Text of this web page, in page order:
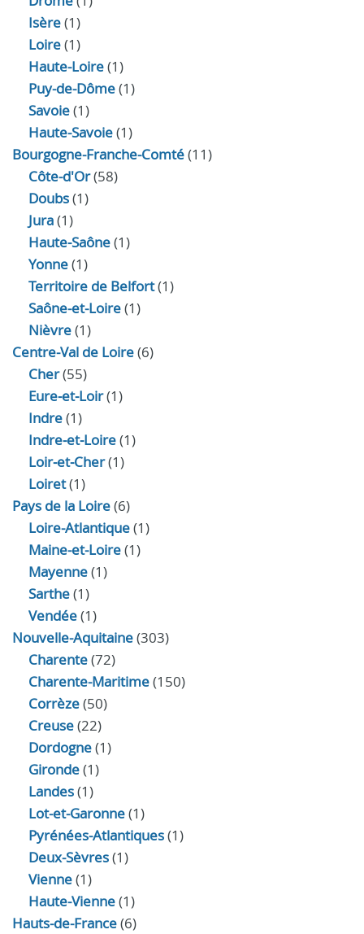
Isère(1)
Loire(1)
Haute-Loire(1)
Puy-de-Dôme(1)
Savoie(1)
Haute-Savoie(1)
Bourgogne-Franche-Comté(11)
Côte-d'Or(58)
Doubs(1)
Jura(1)
Haute‑Saône(1)
Yonne(1)
Territoire de Belfort(1)
Saône-et-Loire(1)
Nièvre(1)
Centre-Val de Loire(6)
Cher(55)
Eure‑et‑Loir(1)
Indre(1)
Indre‑et‑Loire(1)
Loir‑et‑Cher(1)
Loiret(1)
Pays de la Loire(6)
Loire-Atlantique(1)
Maine-et-Loire(1)
Mayenne(1)
Sarthe(1)
Vendée(1)
Nouvelle-Aquitaine(303)
Charente(72)
Charente-Maritime(150)
Corrèze(50)
Creuse(22)
Dordogne(1)
Gironde(1)
Landes(1)
Lot-et-Garonne(1)
Pyrénées-Atlantiques(1)
Deux-Sèvres(1)
Vienne(1)
Haute-Vienne(1)
Hauts-de-France(6)